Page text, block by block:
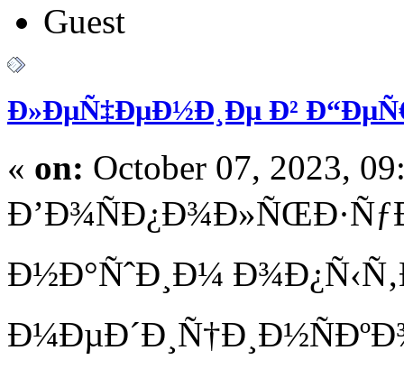
Guest
Ð»ÐµÑ‡ÐµÐ½Ð¸Ðµ Ð²
« on: October 07, 2023,
Ð½Ð°ÑˆÐ¸Ð¼